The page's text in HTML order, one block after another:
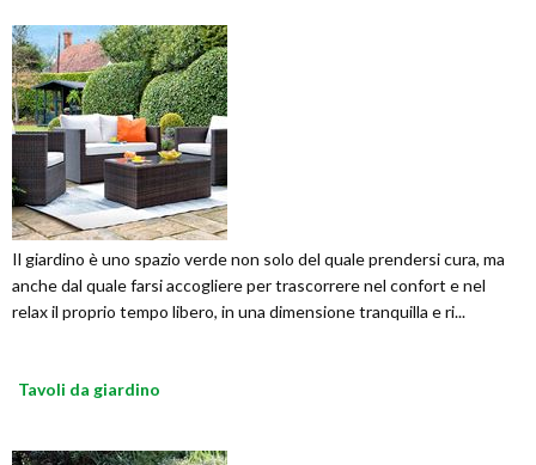
Il giardino è uno spazio verde non solo del quale prendersi cura, ma
anche dal quale farsi accogliere per trascorrere nel confort e nel
relax il proprio tempo libero, in una dimensione tranquilla e ri...
Tavoli da giardino